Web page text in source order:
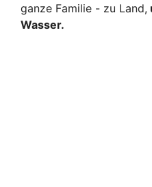
ganze Familie - zu Land,
Wasser.